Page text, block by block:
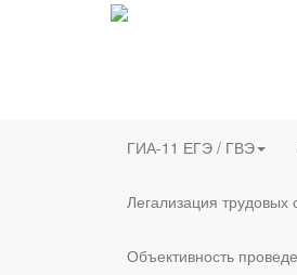
ГИА-11 ЕГЭ / ГВЭ
Легализация трудовых
Объективность